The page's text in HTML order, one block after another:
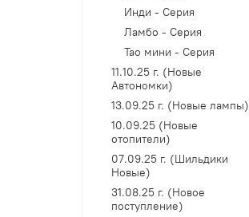
Инди - Серия
Ламбо - Серия
Тао мини - Серия
11.10.25 г. (Новые
Автономки)
13.09.25 г. (Новые лампы)
10.09.25 (Новые
отопители)
07.09.25 г. (Шильдики
Новые)
31.08.25 г. (Новое
поступление)